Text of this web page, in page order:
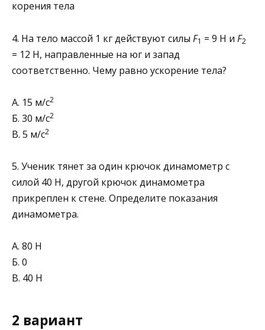
4. На тело массой 1 кг действуют силы F1 = 9 Н и F2
= 12 Н, направленные на юг и запад
соответственно. Че­му равно ускорение тела?
А. 15 м/с2
Б. 30 м/с2
В. 5 м/с2
5. Ученик тянет за один крючок динамометр с
силой 40 Н, другой крючок динамометра
прикреплен к стене. Определите показания
динамометра.
А. 80 Н
Б. 0
В. 40 Н
2 вариант